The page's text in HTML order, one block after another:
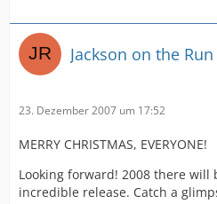
Jackson on the Run
23. Dezember 2007 um 17:52
MERRY CHRISTMAS, EVERYONE!
Looking forward! 2008 there will
incredible release. Catch a